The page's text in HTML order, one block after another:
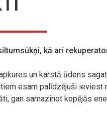
kā arī
un karstā ūdens
esam palīdzējuši
gan samazinot kopējās